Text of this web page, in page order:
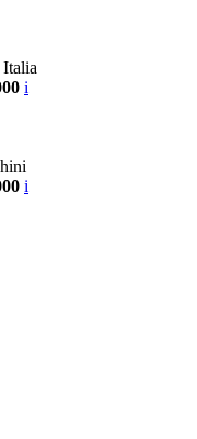
i
i